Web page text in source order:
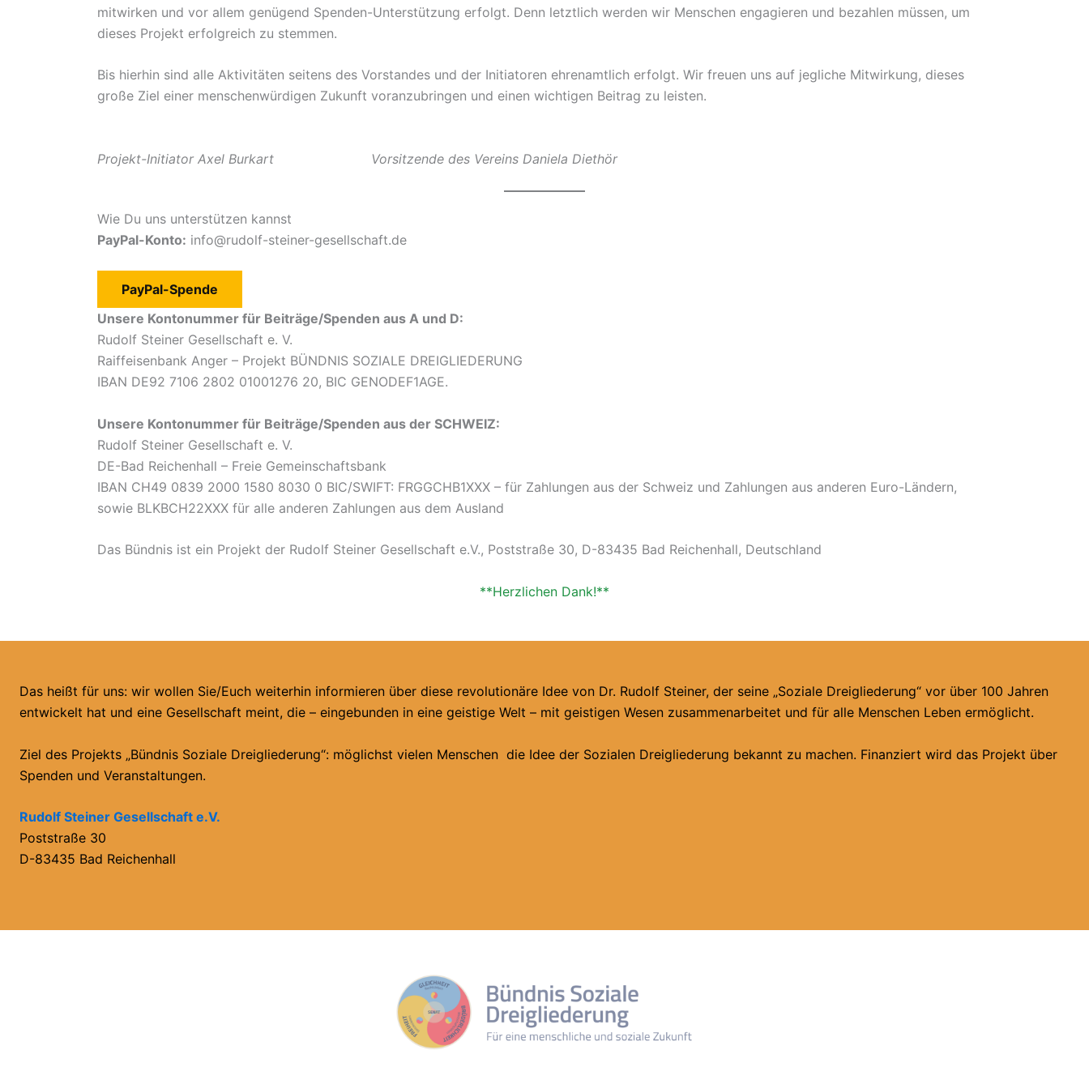
mitwirken und vor allem genügend Spenden-Unterstützung erfolgt. Denn letztlich werden wir Menschen engagieren und bezahlen müssen, um
dieses Projekt erfolgreich zu stemmen.
Bis hierhin sind alle Aktivitäten seitens des Vorstandes und der Initiatoren ehrenamtlich erfolgt. Wir freuen uns auf jegliche Mitwirkung, dieses
große Ziel einer menschenwürdigen Zukunft voranzubringen und einen wichtigen Beitrag zu leisten.
Projekt-Initiator Axel Burkart Vorsitzende des Vereins Daniela Diethör
Wie Du uns unterstützen kannst
PayPal-Konto: info@rudolf-steiner-gesellschaft.de
PayPal-Spende
Unsere Kontonummer für Beiträge/Spenden aus A und D:
Rudolf Steiner Gesellschaft e. V.
Raiffeisenbank Anger – Projekt BÜNDNIS SOZIALE DREIGLIEDERUNG
IBAN DE92 7106 2802 01001276 20, BIC GENODEF1AGE.
Unsere Kontonummer für Beiträge/Spenden aus der SCHWEIZ:
Rudolf Steiner Gesellschaft e. V.
DE-Bad Reichenhall – Freie Gemeinschaftsbank
IBAN CH49 0839 2000 1580 8030 0 BIC/SWIFT: FRGGCHB1XXX – für Zahlungen aus der Schweiz und Zahlungen aus anderen Euro-Ländern,
sowie BLKBCH22XXX für alle anderen Zahlungen aus dem Ausland
Das Bündnis ist ein Projekt der Rudolf Steiner Gesellschaft e.V., Poststraße 30, D-83435 Bad Reichenhall, Deutschland
**Herzlichen Dank!**
Das heißt für uns: wir wollen Sie/Euch weiterhin informieren über diese revolutionäre Idee von Dr. Rudolf Steiner, der seine „Soziale Dreigliederung“ vor über 100 Jahren
entwickelt hat und eine Gesellschaft meint, die – eingebunden in eine geistige Welt – mit geistigen Wesen zusammenarbeitet und für alle Menschen Leben ermöglicht.
Ziel des Projekts „Bündnis Soziale Dreigliederung“: möglichst vielen Menschen die Idee der Sozialen Dreigliederung bekannt zu machen. Finanziert wird das Projekt über
Spenden und Veranstaltungen.
Rudolf Steiner Gesellschaft e.V.
Poststraße 30
D-83435 Bad Reichenhall